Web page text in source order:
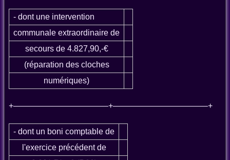
- dont une intervention
communale extraordinaire de
secours de 4.827,90,-€
(réparation des cloches
numériques)
+———————————–+———————————–+
- dont un boni comptable de
l'exercice précédent de